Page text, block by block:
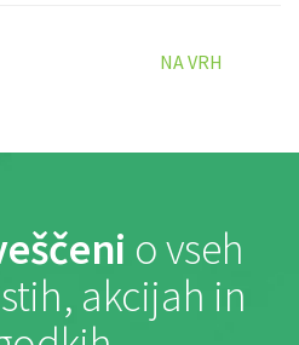
NA VRH
o vseh
akcijah in